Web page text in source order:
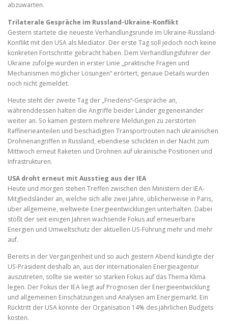
abzuwarten.
Trilaterale Gespräche im Russland-Ukraine-Konflikt
Gestern startete die neueste Verhandlungsrunde im Ukraine-Russland-
Konflikt mit den USA als Mediator. Der erste Tag soll jedoch noch keine
konkreten Fortschritte gebracht haben. Dem Verhandlungsführer der
Ukraine zufolge wurden in erster Linie „praktische Fragen und
Mechanismen möglicher Lösungen“ erörtert, genaue Details wurden
noch nicht gemeldet.
Heute steht der zweite Tag der „Friedens“-Gespräche an,
währenddessen halten die Angriffe beider Länder gegeneinander
weiter an. So kamen gestern mehrere Meldungen zu zerstörten
Raffinerieanteilen und beschädigten Transportrouten nach ukrainischen
Drohnenangriffen in Russland, ebendiese schickten in der Nacht zum
Mittwoch erneut Raketen und Drohnen auf ukrainische Positionen und
Infrastrukturen.
USA droht erneut mit Ausstieg aus der IEA
Heute und morgen stehen Treffen zwischen den Ministern der IEA-
Mitgliedsländer an, welche sich alle zwei Jahre, üblicherweise in Paris,
über allgemeine, weltweite Energieentwicklungen unterhalten. Dabei
stößt der seit einigen Jahren wachsende Fokus auf erneuerbare
Energien und Umweltschutz der aktuellen US-Führung mehr und mehr
auf.
Bereits in der Vergangenheit und so auch gestern Abend kündigte der
US-Präsident deshalb an, aus der internationalen Energieagentur
auszutreten, sollte sie weiter so starken Fokus auf das Thema Klima
legen. Der Fokus der IEA liegt auf Prognosen der Energieentwicklung
und allgemeinen Einschätzungen und Analysen am Energiemarkt. Ein
Rücktritt der USA könnte der Organisation 14% des jährlichen Budgets
kosten.